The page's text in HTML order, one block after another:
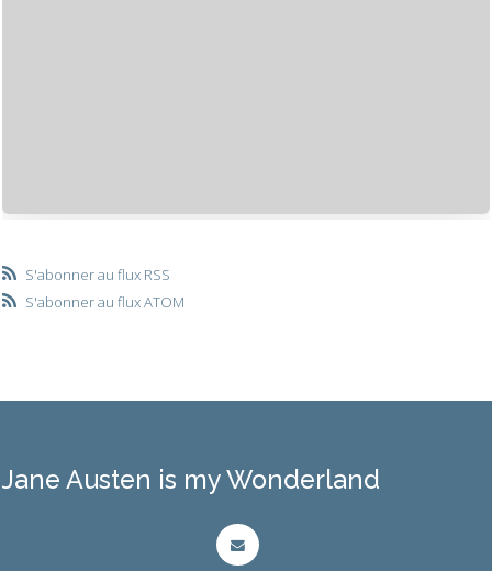
S'abonner au flux RSS
S'abonner au flux ATOM
Jane Austen is my Wonderland